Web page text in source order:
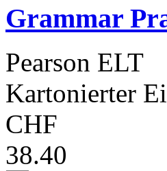
Grammar
Pearson ELT
Kartonierter
CHF
38.40